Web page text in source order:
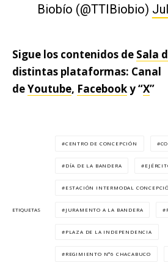
Biobío (@TTIBiobio)
Sigue los contenidos de Sala
distintas plataformas: Canal
deYoutube, Facebooky “X”
ETIQUETAS
CENTRO DE CONCEPCIÓN
DÍA DE LA BANDERA
ESTACIÓN INTERMODAL
JURAMENTO A LA BANDERA
PLAZA DE LA INDEPENDENCIA
REGIMIENTO N°6 CHACABUCO